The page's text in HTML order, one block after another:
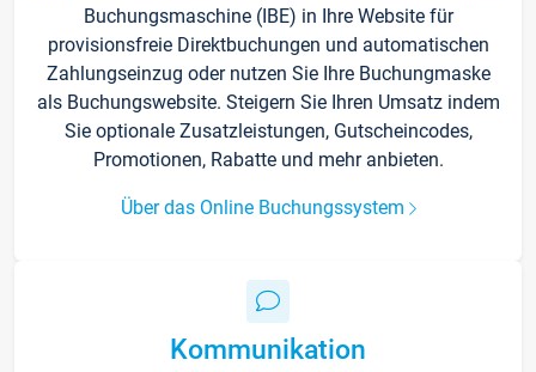
Buchungsmaschine (IBE) in Ihre Website für
provisionsfreie Direktbuchungen und automatischen
Zahlungseinzug oder nutzen Sie Ihre Buchungmaske
als Buchungswebsite. Steigern Sie Ihren Umsatz indem
Sie optionale Zusatzleistungen, Gutscheincodes,
Promotionen, Rabatte und mehr anbieten.
Über das Online Buchungssystem
Kommunikation